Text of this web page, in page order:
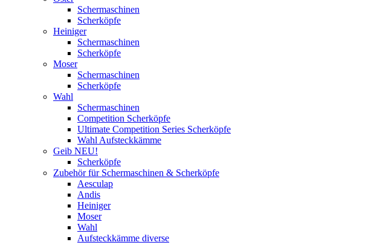
Schermaschinen
Scherköpfe
Heiniger
Schermaschinen
Scherköpfe
Moser
Schermaschinen
Scherköpfe
Wahl
Schermaschinen
Competition Scherköpfe
Ultimate Competition Series Scherköpfe
Wahl Aufsteckkämme
Geib NEU!
Scherköpfe
Zubehör für Schermaschinen & Scherköpfe
Aesculap
Andis
Heiniger
Moser
Wahl
Aufsteckkämme diverse